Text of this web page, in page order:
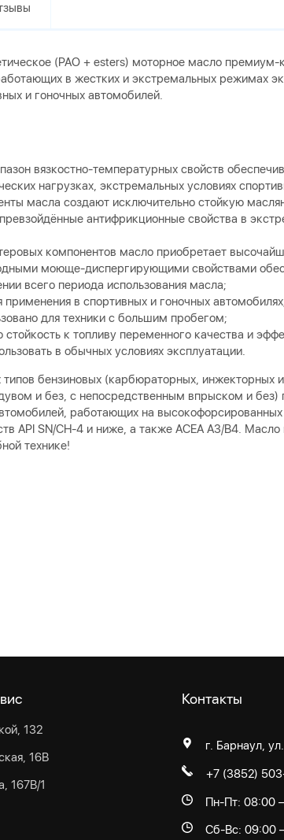
(PAO + esters) моторное масло
в жестких и экстремальных режимах
и гоночных автомобилей.
вязкостно-температурных свойств
нагрузках, экстремальных условиях
масла создают исключительно стойкую
антифрикционные свойства в
компонентов масло приобретает
моюще-диспергирующими свойствами
всего периода использования масла;
в спортивных и гоночных
для техники с большим пробегом;
к топливу переменного качества и
в обычных условиях эксплуатации.
типов бензиновых (карбюраторных,
и без, с непосредственным впрыском и без)
работающих на
API SN/CH-4 и ниже, а также ACEA A3/B4.
технике!
132
16В
167В/1
Контакты
г. Барнаул,
+7 (3852)
Пн-Пт: 08:00
Сб-Вс: 09:00